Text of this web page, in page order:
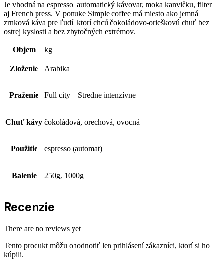
Je vhodná na espresso, automatický kávovar, moka kanvičku, filter
aj French press. V ponuke Simple coffee má miesto ako jemná
zrnková káva pre ľudí, ktorí chcú čokoládovo-orieškovú chuť bez
ostrej kyslosti a bez zbytočných extrémov.
Objem kg
Zloženie Arabika
Praženie Full city – Stredne intenzívne
Chuť kávy čokoládová, orechová, ovocná
Použitie espresso (automat)
Balenie 250g, 1000g
Recenzie
There are no reviews yet
Tento produkt môžu ohodnotiť len prihlásení zákazníci, ktorí si ho
kúpili.